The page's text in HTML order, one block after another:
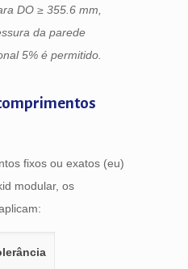
DO ≥ 355.6 mm,
da parede
5% é permitido.
fixos ou exatos (eu)
modular, os